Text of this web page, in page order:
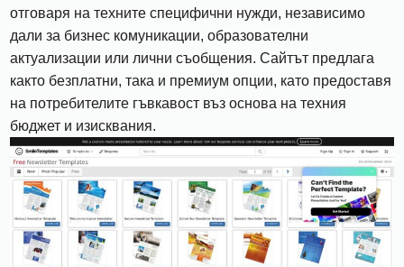
отговаря на техните специфични нужди, независимо
дали за бизнес комуникации, образователни
актуализации или лични съобщения. Сайтът предлага
както безплатни, така и премиум опции, като предоставя
на потребителите гъвкавост въз основа на техния
бюджет и изисквания.